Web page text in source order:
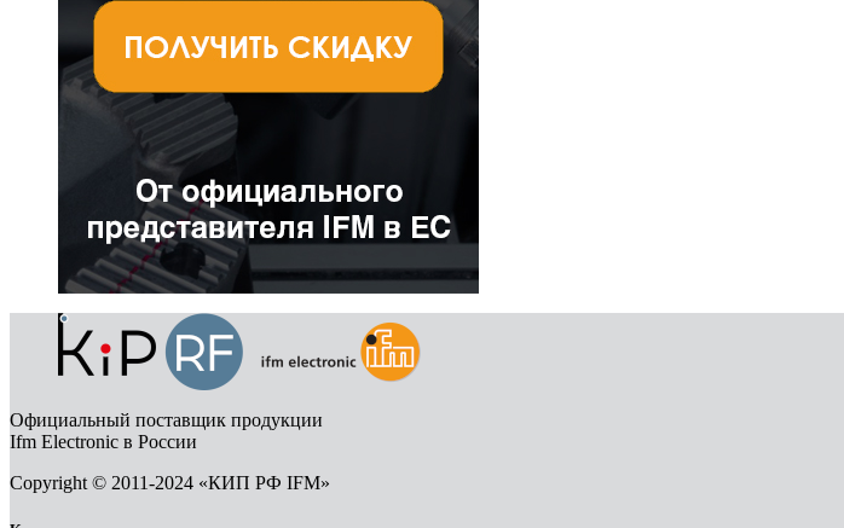
Официальный поставщик продукции
Ifm Electronic в России
Copyright © 2011-2024 «КИП РФ IFM»